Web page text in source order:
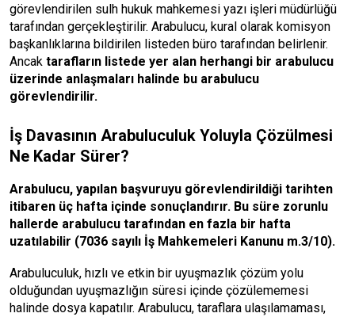
görevlendirilen sulh hukuk mahkemesi yazı işleri müdürlüğü
tarafından gerçekleştirilir. Arabulucu, kural olarak komisyon
başkanlıklarına bildirilen listeden büro tarafından belirlenir.
Ancak tarafların listede yer alan herhangi bir arabulucu
üzerinde anlaşmaları halinde bu arabulucu
görevlendirilir.
İş Davasının Arabuluculuk Yoluyla Çözülmesi
Ne Kadar Sürer?
Arabulucu, yapılan başvuruyu görevlendirildiği tarihten
itibaren üç hafta içinde sonuçlandırır. Bu süre zorunlu
hallerde arabulucu tarafından en fazla bir hafta
uzatılabilir (7036 sayılı İş Mahkemeleri Kanunu m.3/10).
Arabuluculuk, hızlı ve etkin bir uyuşmazlık çözüm yolu
olduğundan uyuşmazlığın süresi içinde çözülememesi
halinde dosya kapatılır. Arabulucu, taraflara ulaşılamaması,